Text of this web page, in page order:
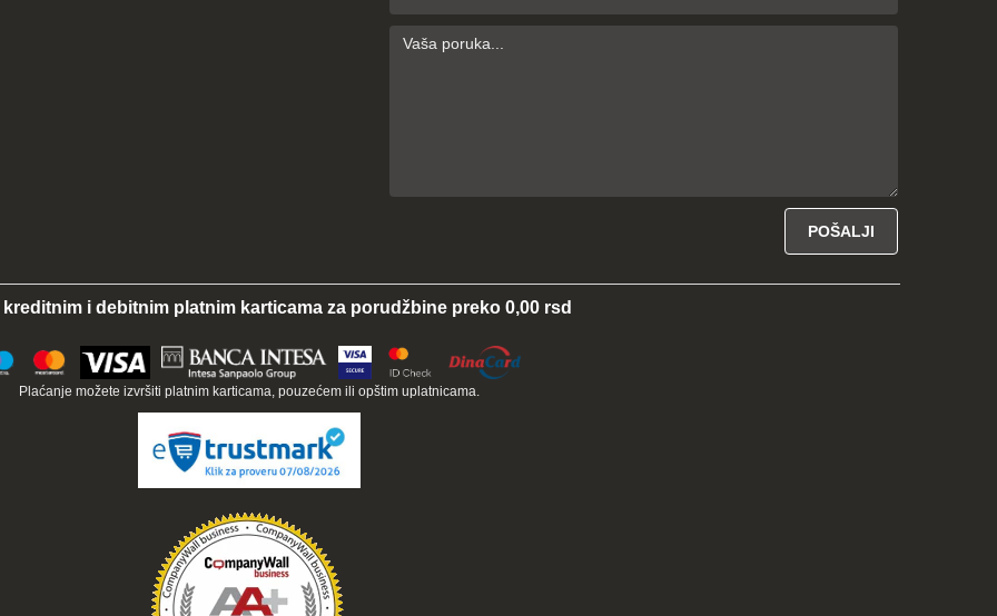
kreditnim i debitnim platnim karticama za porudžbine preko 0,00 rsd
Plaćanje možete izvršiti platnim karticama, pouzećem ili opštim uplatnicama.